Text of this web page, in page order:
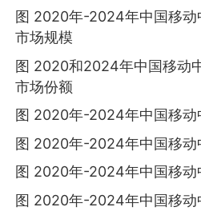
图 2020年-2024年中国移动
市场规模
图 2020和2024年中国移动
市场份额
图 2020年-2024年中国移动
图 2020年-2024年中国移动
图 2020年-2024年中国移动
图 2020年-2024年中国移动